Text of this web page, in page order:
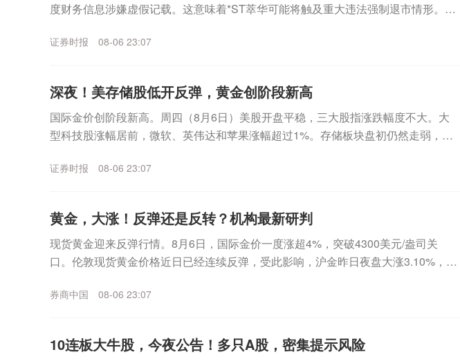
度财务信息涉嫌虚假记载。这意味着*ST萃华可能将触及重大违法强制退市情形。此
证券时报 08-06 23:07
深夜！美存储股低开反弹，黄金创阶段新高
国际金价创阶段新高。周四（8月6日）美股开盘平稳，三大股指涨跌幅度不大。大
型科技股涨幅居前，微软、英伟达和苹果涨幅超过1%。存储板块盘初仍然走弱，SK
证券时报 08-06 23:07
黄金，大涨！反弹还是反转？机构最新研判
现货黄金迎来反弹行情。8月6日，国际金价一度涨超4%，突破4300美元/盎司关
口。伦敦现货黄金价格近日已经连续反弹，受此影响，沪金昨日夜盘大涨3.10%，今
券商中国 08-06 23:07
10连板大牛股，今夜公告！多只A股，密集提示风险